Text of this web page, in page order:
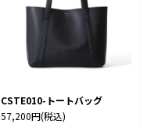
CSTE010-トートバッグ
57,200円(税込)